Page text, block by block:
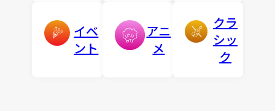
イベ
ント
アニ
メ
クラ
シッ
ク